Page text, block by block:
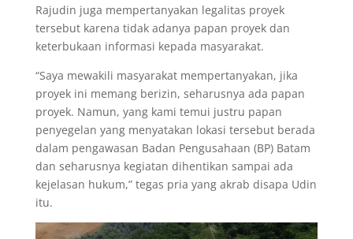
Rajudin juga mempertanyakan legalitas proyek
tersebut karena tidak adanya papan proyek dan
keterbukaan informasi kepada masyarakat.
“Saya mewakili masyarakat mempertanyakan, jika
proyek ini memang berizin, seharusnya ada papan
proyek. Namun, yang kami temui justru papan
penyegelan yang menyatakan lokasi tersebut berada
dalam pengawasan Badan Pengusahaan (BP) Batam
dan seharusnya kegiatan dihentikan sampai ada
kejelasan hukum,” tegas pria yang akrab disapa Udin
itu.